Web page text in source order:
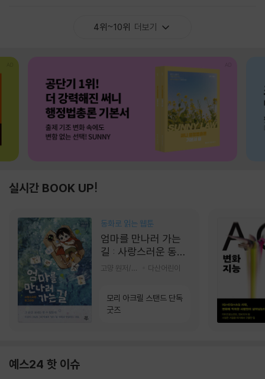
4위~10위 더보기
실시간 BOOK UP!
동화로 읽는 웹툰
엄마를 만나러 가는
길 : 사랑스러운 동그
라미
다산어린이
모리 아크릴 스탠드 단독
굿즈
예스24 핫 이슈